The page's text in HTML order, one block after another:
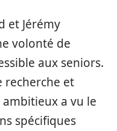
et Jérémy
volonté de
aux seniors.
recherche et
a vu le
spécifiques